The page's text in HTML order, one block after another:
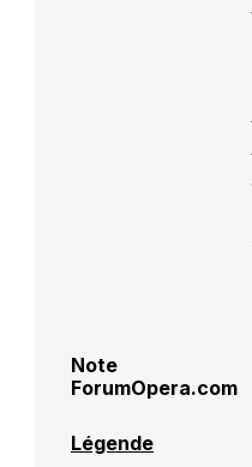
Note
ForumOpera.com
Légende